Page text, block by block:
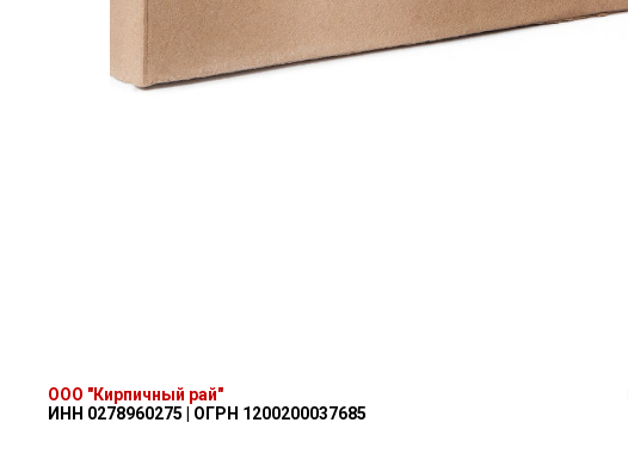
ООО "Кирпичный рай"
ИНН 0278960275 | ОГРН 1200200037685